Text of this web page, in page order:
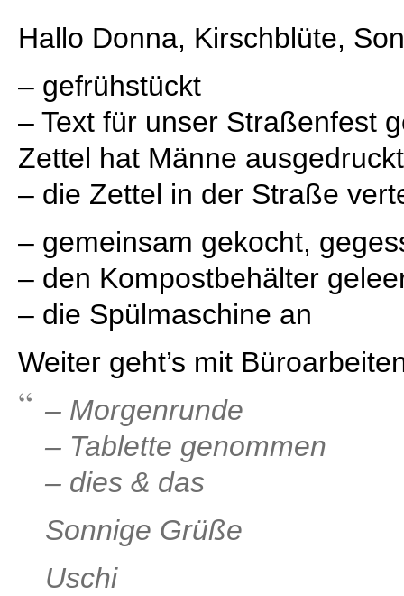
Hallo Donna, Kirschblüte,
– gefrühstückt
– Text für unser Straßenfest
Zettel hat Männe
– die Zettel in der Straße
– gemeinsam gekocht,
– den Kompostbehälter
– die Spülmaschine an
Weiter geht’s mit
– Morgenrunde
– Tablette genommen
– dies & das
Sonnige Grüße
Uschi